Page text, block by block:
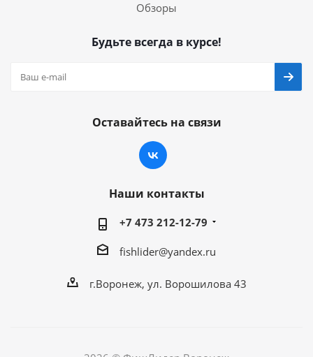
Обзоры
Будьте всегда в курсе!
Оставайтесь на связи
Наши контакты
+7 473 212-12-79
fishlider@yandex.ru
г.Воронеж, ул. Ворошилова 43